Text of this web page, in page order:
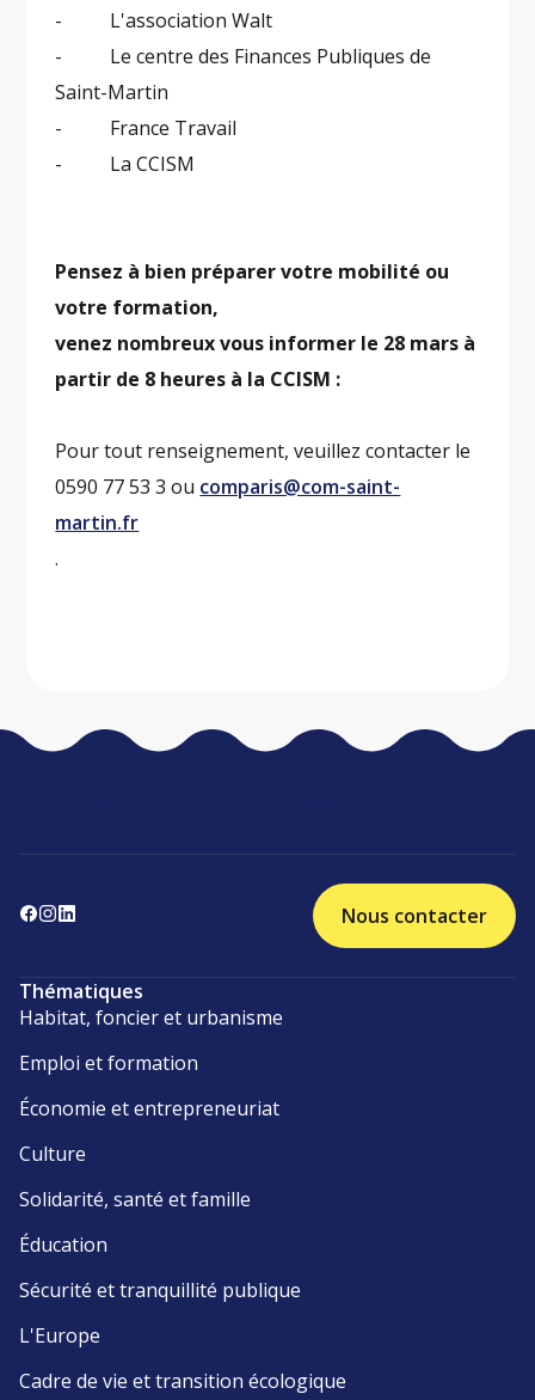
- L'association Walt
- Le centre des Finances Publiques de
Saint-Martin
- France Travail
- La CCISM
Pensez à bien préparer votre mobilité ou
votre formation,
venez nombreux vous informer le 28 mars à
partir de 8 heures à la CCISM :
Pour tout renseignement, veuillez contacter le
0590 77 53 3 ou comparis@com-saint-
martin.fr
.
Nous contacter
Thématiques
Habitat, foncier et urbanisme
Emploi et formation
Économie et entrepreneuriat
Culture
Solidarité, santé et famille
Éducation
Sécurité et tranquillité publique
L'Europe
Cadre de vie et transition écologique